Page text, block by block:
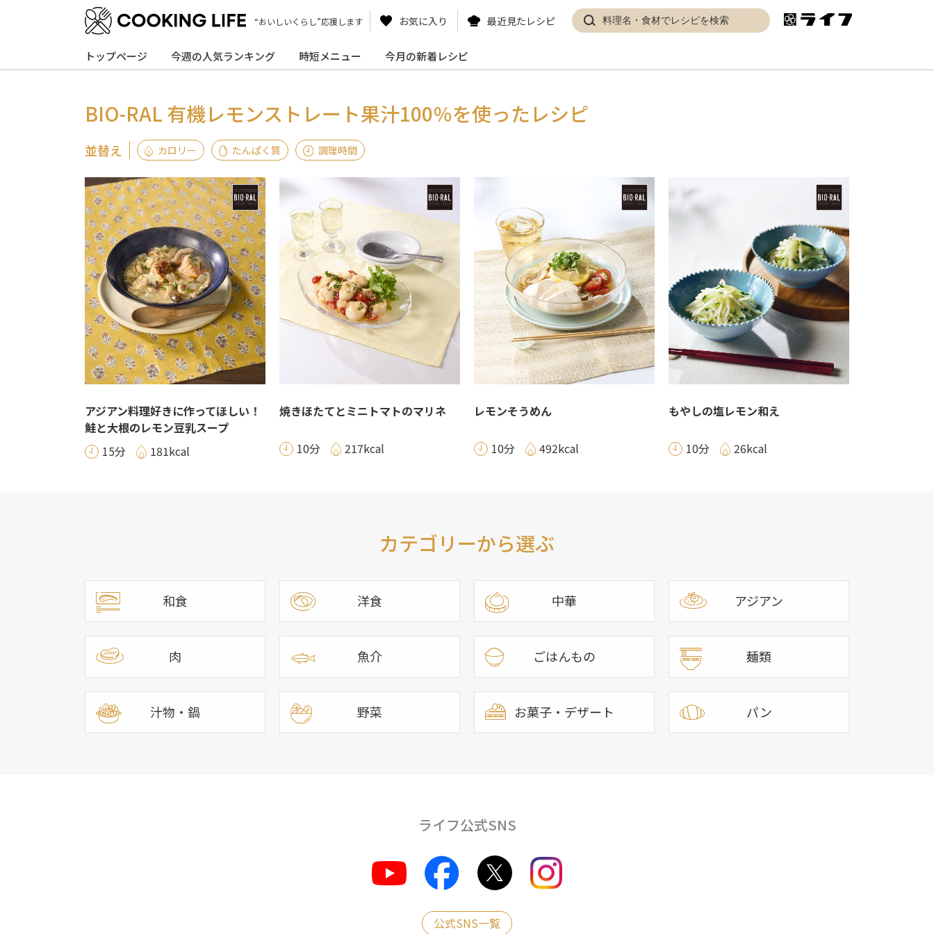
“おいしいくらし”応援します お気に入り 最近見たレシピ
トップページ 今週の人気ランキング 時短メニュー 今月の新着レシピ
BIO-RAL 有機レモンストレート果汁100％を使ったレシピ
並替え カロリー たんぱく質 調理時間
アジアン料理好きに作ってほしい！
鮭と大根のレモン豆乳スープ
15分
181kcal
焼きほたてとミニトマトのマリネ
10分 217kcal
レモンそうめん
10分 492kcal
もやしの塩レモン和え
10分 26kcal
カテゴリーから選ぶ
和食 洋食 中華 アジアン
肉 魚介 ごはんもの 麺類
汁物・鍋 野菜 お菓子・デザート パン
ライフ公式SNS
公式SNS一覧